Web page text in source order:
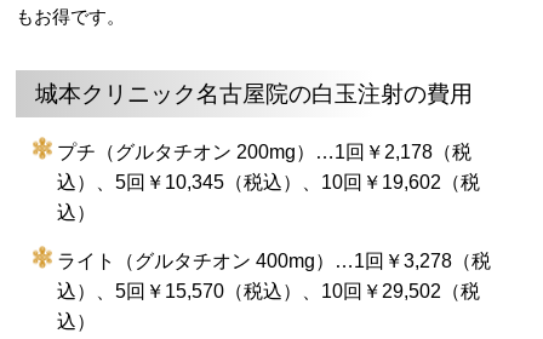
もお得です。
城本クリニック名古屋院の白玉注射の費用
プチ（グルタチオン 200mg）…1回￥2,178（税
込）、5回￥10,345（税込）、10回￥19,602（税
込）
ライト（グルタチオン 400mg）…1回￥3,278（税
込）、5回￥15,570（税込）、10回￥29,502（税
込）